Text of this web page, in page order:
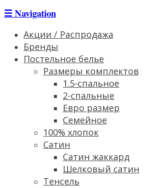
☰Navigation
Акции / Распродажа
Бренды
Постельное белье
Размеры комплектов
1.5-спальное
2-спальные
Евро размер
Семейное
100% хлопок
Сатин
Cатин жаккард
Шелковый сатин
Тенсель